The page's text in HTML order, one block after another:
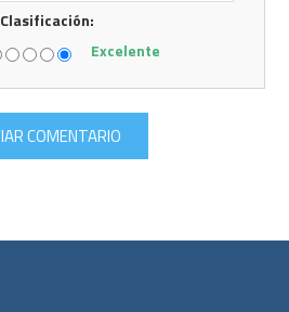
Clasificación:
Excelente